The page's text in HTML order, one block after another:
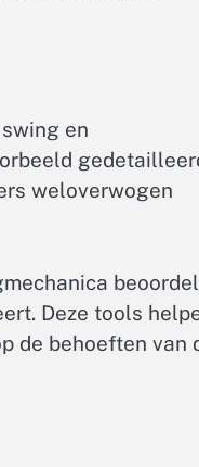
en
weloverwogen
Deze tools
de behoeften van